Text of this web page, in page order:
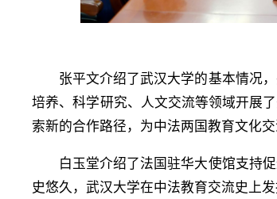
张平文介绍了武汉大学的基本情况
培养、科学研究、人文交流等领域开展
索新的合作路径，为中法两国教育文化交
白玉堂介绍了法国驻华大使馆支持
史悠久 ，武汉大学在中法教育交流史上